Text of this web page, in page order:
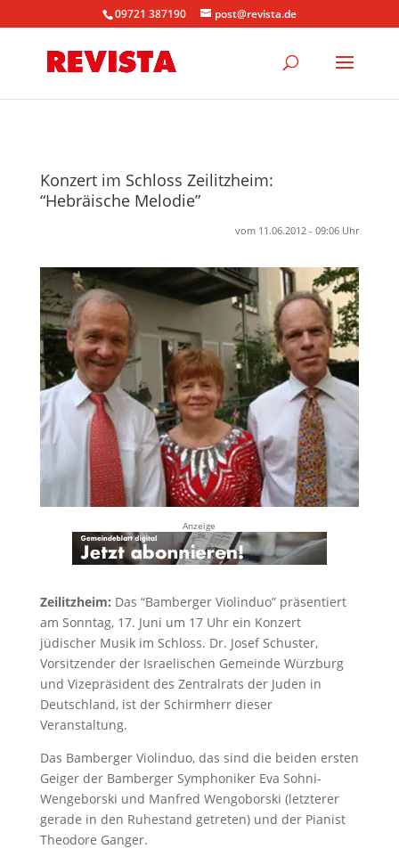
09721 387190 post@revista.de
Konzert im Schloss Zeilitzheim:
“Hebräische Melodie”
vom 11.06.2012 - 09:06 Uhr
Anzeige
Zeilitzheim: Das “Bamberger Violinduo” präsentiert
am Sonntag, 17. Juni um 17 Uhr ein Konzert
jüdischer Musik im Schloss. Dr. Josef Schuster,
Vorsitzender der Israelischen Gemeinde Würzburg
und Vizepräsident des Zentralrats der Juden in
Deutschland, ist der Schirmherr dieser
Veranstaltung.
Das Bamberger Violinduo, das sind die beiden ersten
Geiger der Bamberger Symphoniker Eva Sohni-
Wengeborski und Manfred Wengoborski (letzterer
gerade in den Ruhestand getreten) und der Pianist
Theodore Ganger.